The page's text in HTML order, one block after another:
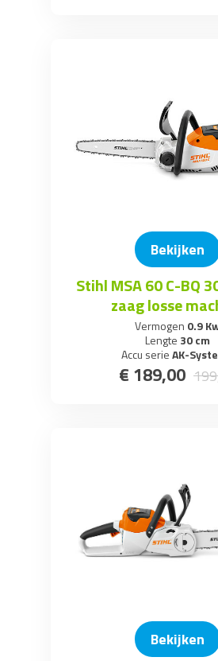
Bekijken
Stihl MSA 60 C-BQ
zaag losse
Vermogen 0.9
Lengte 30 cm
Accu serieAK-
€ 189,00 199
Bekijken